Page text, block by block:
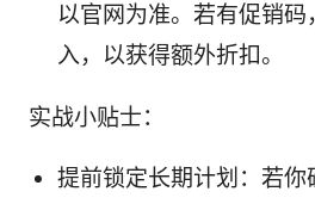
以官网为准。若有促销
入，以获得额外折扣。
实战小贴士：
提前锁定长期计划：若你